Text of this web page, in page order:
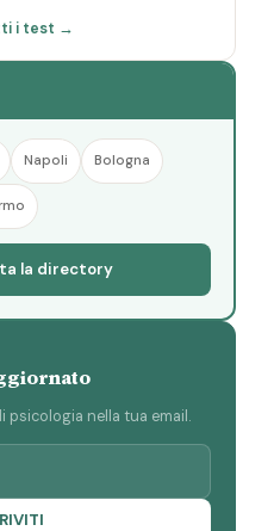
i test →
Napoli Bologna
la directory
psicologia nella tua email.